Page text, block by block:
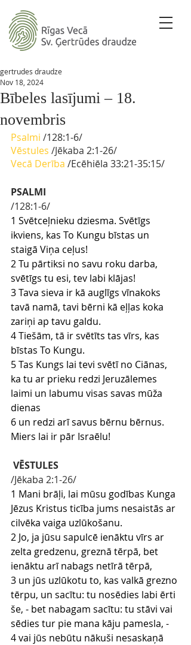
Bībeles lasījumi – 18.
novembris
gertrudes draudze
Nov 18, 2024
Psalmi /128:1-6/
Vēstules /Jēkaba 2:1-26/
Vecā Derība /Ecēhiēla 33:21-35:15/
PSALMI
/128:1-6/
1 Svētceļnieku dziesma. Svētīgs
ikviens, kas To Kungu bīstas un
staigā Viņa ceļus!
2 Tu pārtiksi no savu roku darba,
svētīgs tu esi, tev labi klājas!
3 Tava sieva ir kā auglīgs vīnakoks
tavā namā, tavi bērni kā eļļas koka
zariņi ap tavu galdu.
4 Tiešām, tā ir svētīts tas vīrs, kas
bīstas To Kungu.
5 Tas Kungs lai tevi svētī no Ciānas,
ka tu ar prieku redzi Jeruzālemes
laimi un labumu visas savas mūža
dienas
6 un redzi arī savus bērnu bērnus.
Miers lai ir pār Israēlu!
VĒSTULES
/Jēkaba 2:1-26/
1 Mani brāļi, lai mūsu godības Kunga
Jēzus Kristus ticība jums nesaistās ar
cilvēka vaiga uzlūkošanu.
2 Jo, ja jūsu sapulcē ienāktu vīrs ar
zelta gredzenu, greznā tērpā, bet
ienāktu arī nabags netīrā tērpā,
3 un jūs uzlūkotu to, kas valkā grezno
tērpu, un sacītu: tu nosēdies labi ērti
še, - bet nabagam sacītu: tu stāvi vai
sēdies tur pie mana kāju pamesla, -
4 vai jūs nebūtu nākuši nesaskaņā